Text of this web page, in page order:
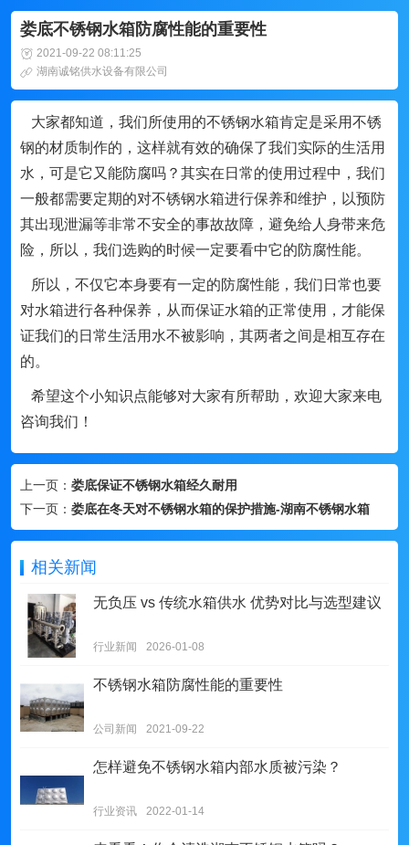
娄底不锈钢水箱防腐性能的重要性
2021-09-22 08:11:25
湖南诚铭供水设备有限公司
大家都知道，我们所使用的不锈钢水箱肯定是采用不锈
钢的材质制作的，这样就有效的确保了我们实际的生活用
水，可是它又能防腐吗？其实在日常的使用过程中，我们
一般都需要定期的对不锈钢水箱进行保养和维护，以预防
其出现泄漏等非常不安全的事故故障，避免给人身带来危
险，所以，我们选购的时候一定要看中它的防腐性能。
所以，不仅它本身要有一定的防腐性能，我们日常也要
对水箱进行各种保养，从而保证水箱的正常使用，才能保
证我们的日常生活用水不被影响，其两者之间是相互存在
的。
希望这个小知识点能够对大家有所帮助，欢迎大家来电
咨询我们！
上一页： 娄底保证不锈钢水箱经久耐用
下一页： 娄底在冬天对不锈钢水箱的保护措施-湖南不锈钢水箱
相关新闻
无负压 vs 传统水箱供水 优势对比与选型建议
行业新闻 2026-01-08
不锈钢水箱防腐性能的重要性
公司新闻 2021-09-22
怎样避免不锈钢水箱内部水质被污染？
行业资讯 2022-01-14